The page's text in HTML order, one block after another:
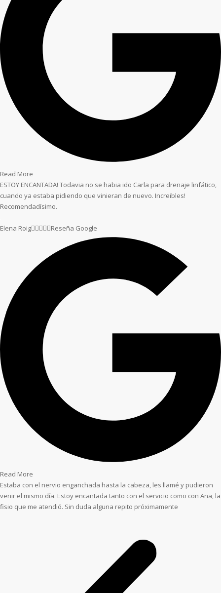
Read More
ESTOY ENCANTADA! Todavia no se habia ido Carla para drenaje linfático,
cuando ya estaba pidiendo que vinieran de nuevo. Increibles!
Recomendadísimo.
Elena RoigReseña Google
Read More
Estaba con el nervio enganchada hasta la cabeza, les llamé y pudieron
venir el mismo día. Estoy encantada tanto con el servicio como con Ana, la
fisio que me atendió. Sin duda alguna repito próximamente